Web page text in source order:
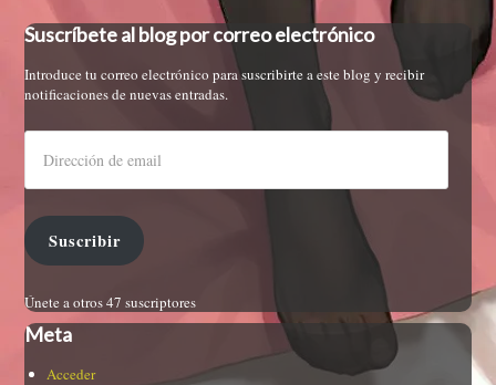
Suscríbete al blog por correo electrónico
Introduce tu correo electrónico para suscribirte a este blog y recibir
notificaciones de nuevas entradas.
Suscribir
Únete a otros 47 suscriptores
Meta
Acceder